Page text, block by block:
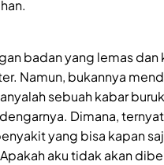
badan yang lemas
Namun, bukannya
sebuah kabar
Dimana,
yang bisa kapan
aku tidak akan